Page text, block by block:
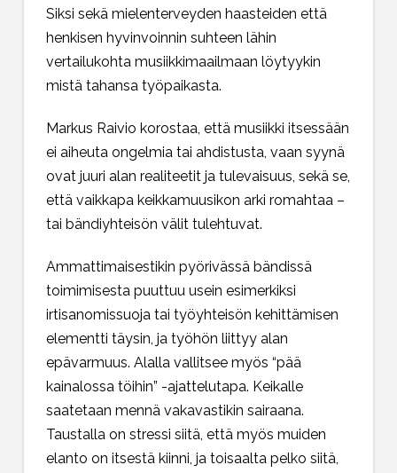
Siksi sekä mielenterveyden haasteiden että
henkisen hyvinvoinnin suhteen lähin
vertailukohta musiikkimaailmaan löytyykin
mistä tahansa työpaikasta.
Markus Raivio korostaa, että musiikki itsessään
ei aiheuta ongelmia tai ahdistusta, vaan syynä
ovat juuri alan realiteetit ja tulevaisuus, sekä se,
että vaikkapa keikkamuusikon arki romahtaa –
tai bändiyhteisön välit tulehtuvat.
Ammattimaisestikin pyörivässä bändissä
toimimisesta puuttuu usein esimerkiksi
irtisanomissuoja tai työyhteisön kehittämisen
elementti täysin, ja työhön liittyy alan
epävarmuus. Alalla vallitsee myös “pää
kainalossa töihin” -ajattelutapa. Keikalle
saatetaan mennä vakavastikin sairaana.
Taustalla on stressi siitä, että myös muiden
elanto on itsestä kiinni, ja toisaalta pelko siitä,